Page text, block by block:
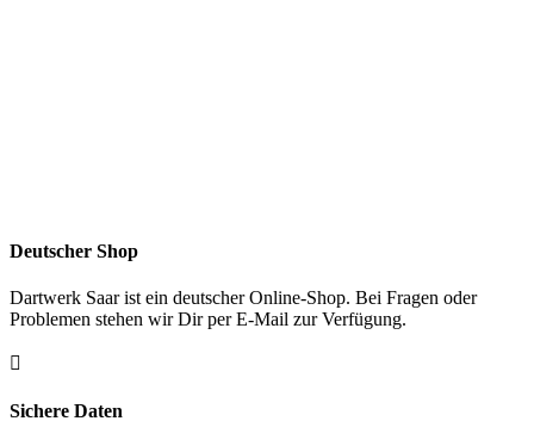
Deutscher Shop
Dartwerk Saar ist ein deutscher Online-Shop. Bei Fragen oder
Problemen stehen wir Dir per E-Mail zur Verfügung.

Sichere Daten